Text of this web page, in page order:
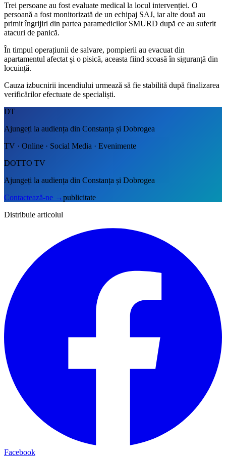
Trei persoane au fost evaluate medical la locul intervenției. O
persoană a fost monitorizată de un echipaj SAJ, iar alte două au
primit îngrijiri din partea paramedicilor SMURD după ce au suferit
atacuri de panică.
În timpul operațiunii de salvare, pompierii au evacuat din
apartamentul afectat și o pisică, aceasta fiind scoasă în siguranță din
locuință.
Cauza izbucnirii incendiului urmează să fie stabilită după finalizarea
verificărilor efectuate de specialiști.
DT
Ajungeți la audiența din Constanța și Dobrogea
TV · Online · Social Media · Evenimente
DOTTO TV
Ajungeți la audiența din Constanța și Dobrogea
Contactează-ne →publicitate
Distribuie articolul
Facebook